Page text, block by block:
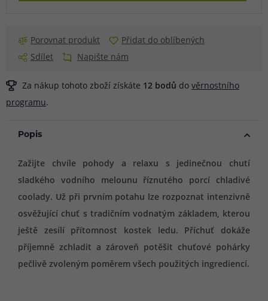
Porovnat produkt
Přidat do oblíbených
Sdílet
Napište nám
Za nákup tohoto zboží získáte 12 bodů do věrnostního
programu.
Popis
Zažijte chvíle pohody a relaxu s jedinečnou chutí
sladkého vodního melounu říznutého porcí chladivé
coolady. Už při prvním potahu lze rozpoznat intenzivně
osvěžující chuť s tradičním vodnatým základem, kterou
ještě zesílí přítomnost kostek ledu. Příchuť dokáže
příjemně zchladit a zároveň potěšit chuťové pohárky
pečlivě zvoleným poměrem všech použitých ingrediencí.